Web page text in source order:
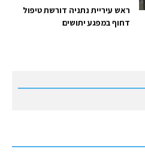
ראש עיריית נתניה דורשת טיפול
דחוף במפגע יתושים